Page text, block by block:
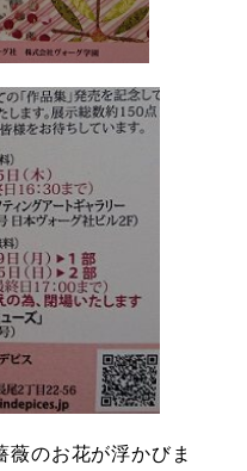
薇のお花が浮かびま